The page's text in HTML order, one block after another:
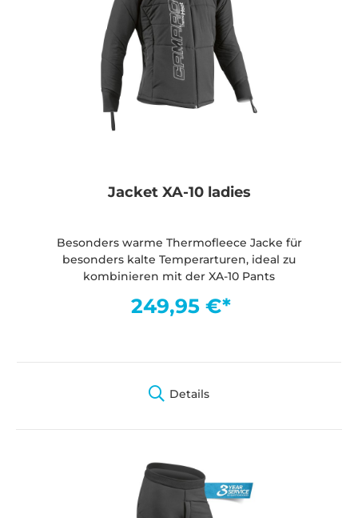
Jacket XA-10 ladies
Besonders warme Thermofleece Jacke für
besonders kalte Temperarturen, ideal zu
kombinieren mit der XA-10 Pants
249,95 €*
Details